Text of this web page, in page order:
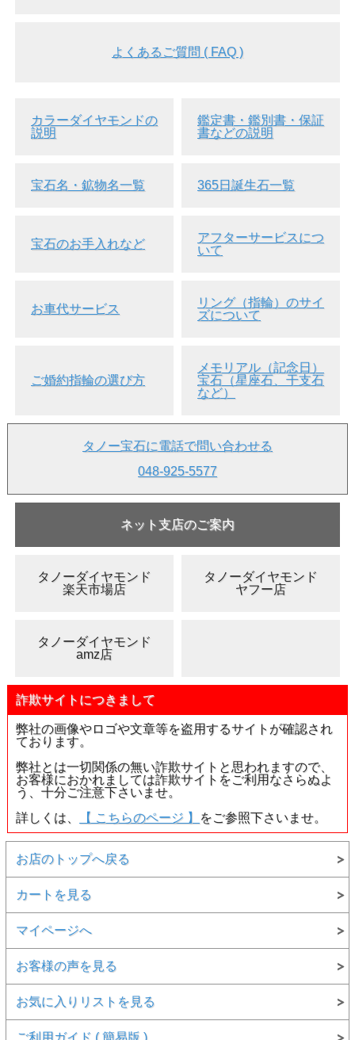
▲裏面画像
よくあるご質問 ( FAQ )
カラーダイヤモンドの
説明
鑑定書・鑑別書・保証
書などの説明
宝石名・鉱物名一覧 365日誕生石一覧
宝石のお手入れなど
アフターサービスにつ
いて
お車代サービス
リング（指輪）のサイ
ズについて
ご婚約指輪の選び方
メモリアル（記念日）
宝石（星座石、干支石
など）
タノー宝石に電話で問い合わせる
048-925-5577
ネット支店のご案内
タノーダイヤモンド
楽天市場店
タノーダイヤモンド
ヤフー店
タノーダイヤモンド
amz店
詐欺サイトにつきまして
弊社の画像やロゴや文章等を盗用するサイトが確認され
ております。
弊社とは一切関係の無い詐欺サイトと思われますので、
お客様におかれましては詐欺サイトをご利用なさらぬよ
う、十分ご注意下さいませ。
詳しくは、
【 こちらのページ 】 をご参照下さいませ。
お店のトップへ戻る
カートを見る
マイページへ
お客様の声を見る
お気に入りリストを見る
ご利用ガイド ( 簡易版 )